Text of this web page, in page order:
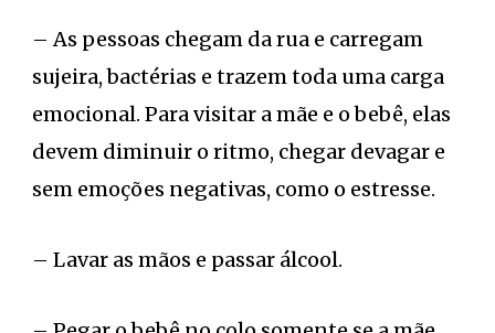
– As pessoas chegam da rua e carregam
sujeira, bactérias e trazem toda uma carga
emocional. Para visitar a mãe e o bebê, elas
devem diminuir o ritmo, chegar devagar e
sem emoções negativas, como o estresse.
– Lavar as mãos e passar álcool.